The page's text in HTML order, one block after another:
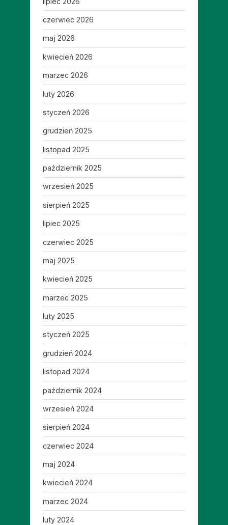
czerwiec 2026
maj 2026
kwiecień 2026
marzec 2026
luty 2026
styczeń 2026
grudzień 2025
listopad 2025
październik 2025
wrzesień 2025
sierpień 2025
lipiec 2025
czerwiec 2025
maj 2025
kwiecień 2025
marzec 2025
luty 2025
styczeń 2025
grudzień 2024
listopad 2024
październik 2024
wrzesień 2024
sierpień 2024
czerwiec 2024
maj 2024
kwiecień 2024
marzec 2024
luty 2024